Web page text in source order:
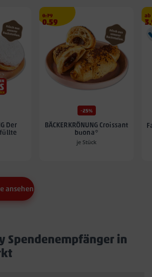
Der
Streichpreis
0.79€
Angebotspreis
0.59
0.59
-25%
BÄCKERKRÖNUNG Croissant
buona*
je Stück
ab
€
ansehen
Spendenempfänger in